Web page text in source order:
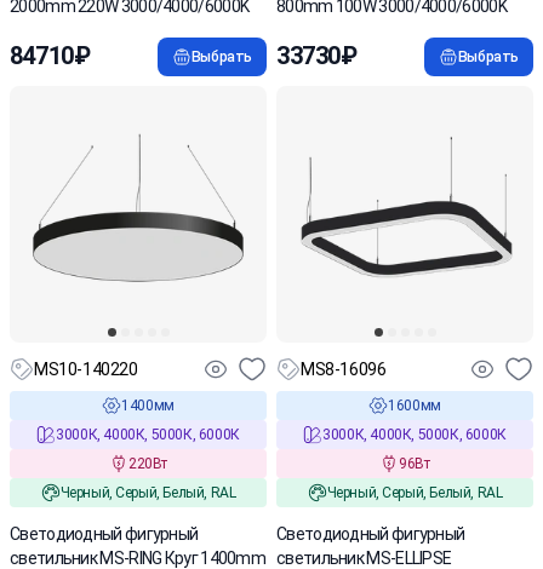
2000mm 220W 3000/4000/6000K
84710₽ Выбрать
800mm 100W 3000/4000/6000K
33730₽ Выбрать
MS10-140220
1400мм
3000К, 4000К, 5000К, 6000К
220Вт
Черный, Серый, Белый, RAL
Cветодиодный фигурный
светильник MS-RING Круг 1400mm
MS8-16096
1600мм
3000К, 4000К, 5000К, 6000К
96Вт
Черный, Серый, Белый, RAL
Светодиодный фигурный
светильник MS-ELLIPSE